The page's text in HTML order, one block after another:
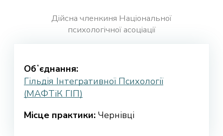
Дійсна членкиня Національної
психологічної асоціації
Обʼєднання:
Гільдія Інтегративної Психології
(МАФТіК ГІП)
Місце практики: Чернівці